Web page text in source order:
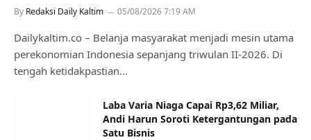
By Redaksi Daily Kaltim 05/08/2026 7:19 AM
Dailykaltim.co – Belanja masyarakat menjadi mesin utama
perekonomian Indonesia sepanjang triwulan II-2026. Di
tengah ketidakpastian…
Laba Varia Niaga Capai Rp3,62 Miliar,
Andi Harun Soroti Ketergantungan pada
Satu Bisnis